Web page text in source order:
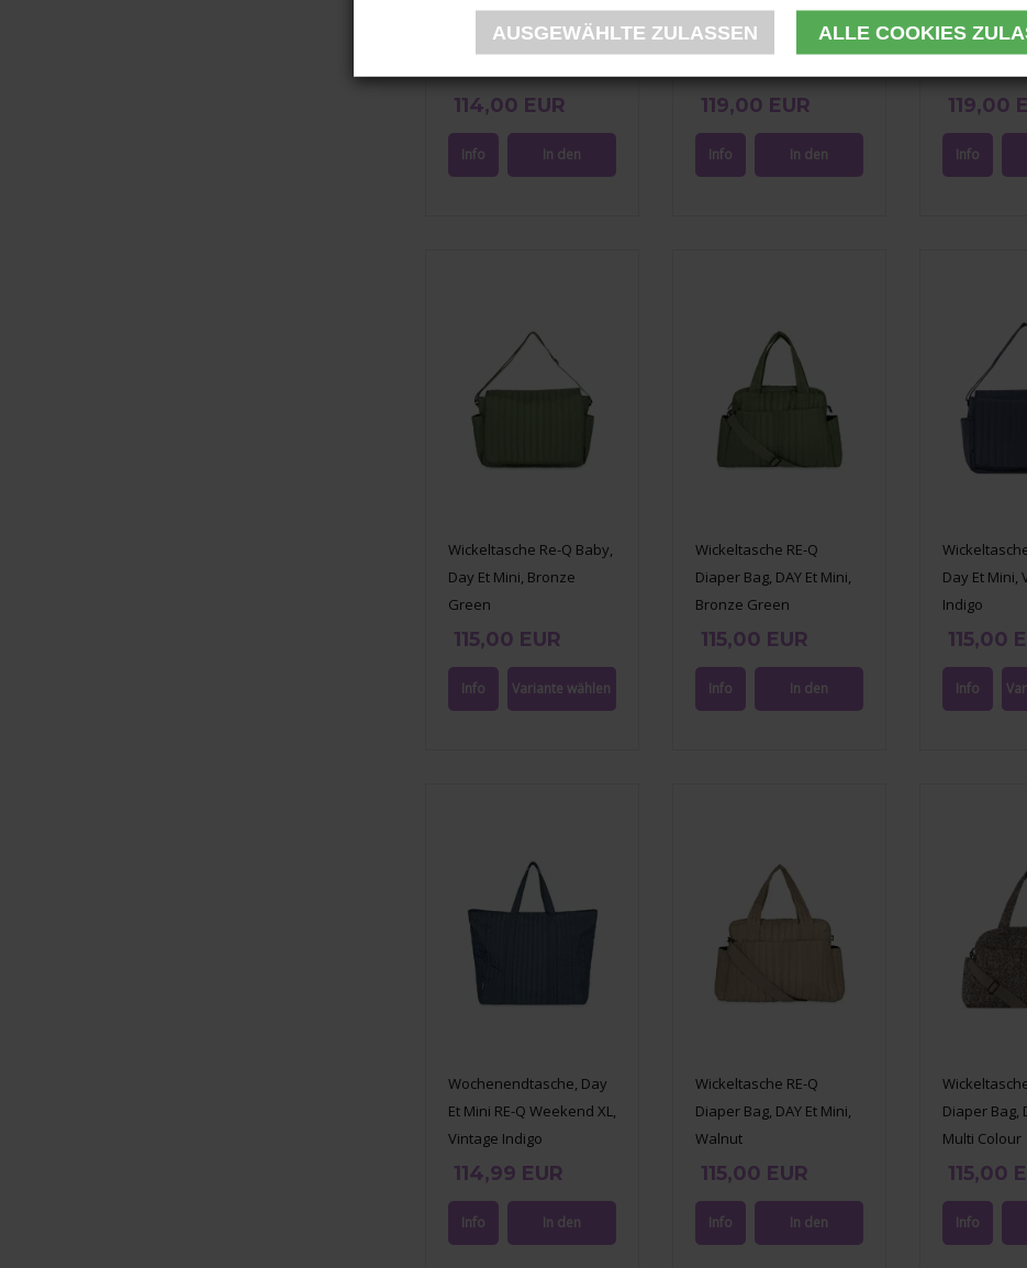
Rucksack, DAY Et Mini,
RE-Q Back Practical, Multi
114,00 EUR
Wickeltasche RE-Q Baby,
DAY Et Mini, Multi Colour
119,00 EUR
Diaper Bag,
119,00
Wickeltasche Re-Q Baby,
Day Et Mini, Bronze
Green
115,00 EUR
Wickeltasche RE-Q
Diaper Bag, DAY Et Mini,
Bronze Green
115,00 EUR
Day Et Mini,
Indigo
115,00
Wochenendtasche, Day
Et Mini RE-Q Weekend XL,
Vintage Indigo
114,99 EUR
Wickeltasche RE-Q
Diaper Bag, DAY Et Mini,
Walnut
115,00 EUR
Diaper Bag,
Multi Colour
115,00